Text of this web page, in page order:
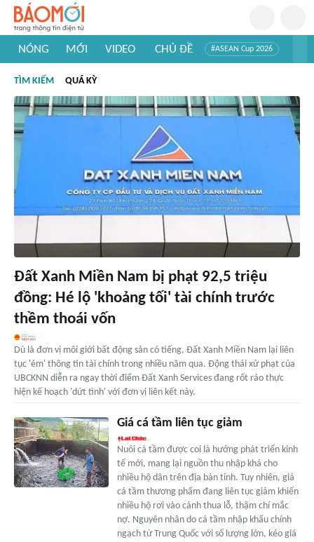
NÓNG MỚI VIDEO CHỦ ĐỀ #ASEAN Cup 2026
#Khám phá thế giới
TÌM KIẾM QUÁ KỲ
Đất Xanh Miền Nam bị phạt 92,5 triệu
đồng: Hé lộ 'khoảng tối' tài chính trước
thềm thoái vốn
Dù là đơn vị môi giới bất động sản có tiếng, Đất Xanh Miền Nam lại liên
tục 'ém' thông tin tài chính trong nhiều năm qua. Động thái xử phạt của
UBCKNN diễn ra ngay thời điểm Đất Xanh Services đang rốt ráo thực
hiện kế hoạch 'dứt tình' với đơn vị liên kết này.
Giá cá tầm liên tục giảm
Nuôi cá tầm được coi là hướng phát triển kinh
tế mới, mang lại nguồn thu nhập khá cho
nhiều hộ dân trên địa bàn tỉnh. Tuy nhiên, giá
cá tầm thương phẩm đang liên tục giảm khiến
nhiều hộ rơi vào cảnh thua lỗ, thậm chí mắc
nợ. Nguyên nhân do cá tầm nhập khẩu chính
ngạch từ Trung Quốc với số lượng lớn, kéo giá